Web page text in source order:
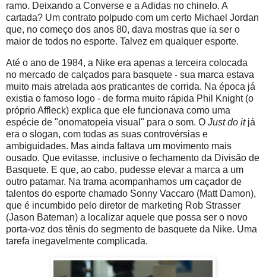
ramo. Deixando a Converse e a Adidas no chinelo. A
cartada? Um contrato polpudo com um certo Michael Jordan
que, no começo dos anos 80, dava mostras que ia ser o
maior de todos no esporte. Talvez em qualquer esporte.
Até o ano de 1984, a Nike era apenas a terceira colocada
no mercado de calçados para basquete - sua marca estava
muito mais atrelada aos praticantes de corrida. Na época já
existia o famoso logo - de forma muito rápida Phil Knight (o
próprio Affleck) explica que ele funcionava como uma
espécie de "onomatopeia visual" para o som. O Just do itjá
era o slogan, com todas as suas controvérsias e
ambiguidades. Mas ainda faltava um movimento mais
ousado. Que evitasse, inclusive o fechamento da Divisão de
Basquete. E que, ao cabo, pudesse elevar a marca a um
outro patamar. Na trama acompanhamos um caçador de
talentos do esporte chamado Sonny Vaccaro (Matt Damon),
que é incumbido pelo diretor de marketing Rob Strasser
(Jason Bateman) a localizar aquele que possa ser o novo
porta-voz dos tênis do segmento de basquete da Nike. Uma
tarefa inegavelmente complicada.